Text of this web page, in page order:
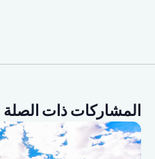
المشاركات ذات الصلة